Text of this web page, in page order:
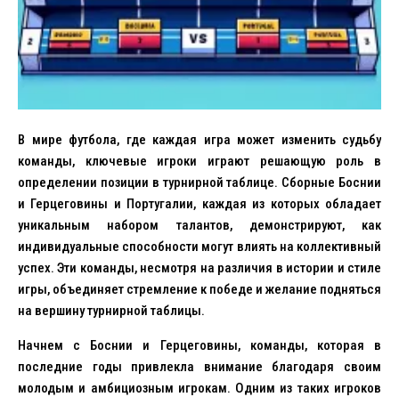
В мире футбола, где каждая игра может изменить судьбу
команды, ключевые игроки играют решающую роль в
определении позиции в турнирной таблице. Сборные Боснии
и Герцеговины и Португалии, каждая из которых обладает
уникальным набором талантов, демонстрируют, как
индивидуальные способности могут влиять на коллективный
успех. Эти команды, несмотря на различия в истории и стиле
игры, объединяет стремление к победе и желание подняться
на вершину турнирной таблицы.
Начнем с Боснии и Герцеговины, команды, которая в
последние годы привлекла внимание благодаря своим
молодым и амбициозным игрокам. Одним из таких игроков